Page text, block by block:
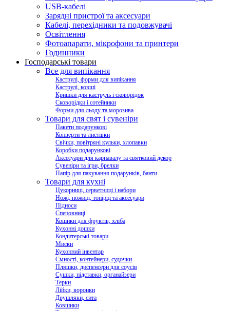
USB-кабелі
Зарядні пристрої та аксесуари
Кабелі, перехідники та подовжувачі
Освітлення
Фотоапарати, мікрофони та принтери
Годинники
Господарські товари
Все для випікання
Каструлі, форми для випікання
Каструлі, ковші
Кришки для каструль і сковорідок
Сковорідки і сотейники
Форми для льоду та морозива
Товари для свят і сувеніри
Пакети подарункові
Конверти та листівки
Свічки, повітряні кульки, хлопавки
Коробки подарункові
Аксесуари для карнавалу та святковий декор
Сувеніри та ігри, брелки
Папір для пакування подарунків, банти
Товари для кухні
Цукорниці, серветниці і набори
Ножі, ножиці, топірці та аксесуари
Підноси
Спецовниці
Кошики для фруктів, хліба
Кухонні дошки
Кондитерські товари
Миски
Кухонний інвентар
Ємності, контейнери, судочки
Пляшки, диспенсери для соусів
Сушки, підставки, органайзери
Терки
Лійки, воронки
Друшляки, сита
Ковшики